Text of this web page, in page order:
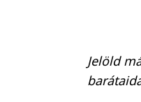
Jelöld